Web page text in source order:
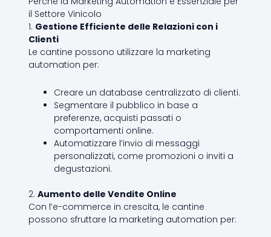
il Settore Vinicolo
1. Gestione Efficiente delle Relazioni con i
Clienti
Le cantine possono utilizzare la marketing
automation per:
Creare un database centralizzato di clienti.
Segmentare il pubblico in base a
preferenze, acquisti passati o
comportamenti online.
Automatizzare l’invio di messaggi
personalizzati, come promozioni o inviti a
degustazioni.
2. Aumento delle Vendite Online
Con l’e-commerce in crescita, le cantine
possono sfruttare la marketing automation per: